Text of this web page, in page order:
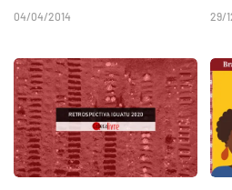
04/04/2014 29/